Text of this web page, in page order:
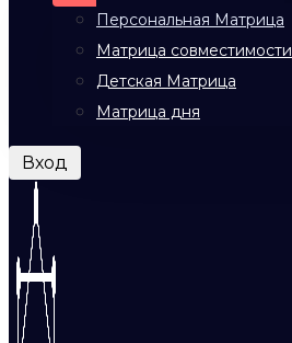
Персональная Матрица
Матрица совместимости
Детская Матрица
Матрица дня
Вход